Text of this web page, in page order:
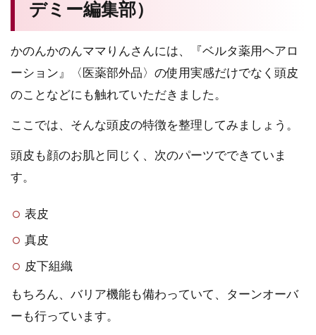
デミー編集部）
かのんかのんママりんさんには、『ベルタ薬用ヘアロ
ーション』〈医薬部外品〉の使用実感だけでなく頭皮
のことなどにも触れていただきました。
ここでは、そんな頭皮の特徴を整理してみましょう。
頭皮も顔のお肌と同じく、次のパーツでできていま
す。
表皮
真皮
皮下組織
もちろん、バリア機能も備わっていて、ターンオーバ
ーも行っています。